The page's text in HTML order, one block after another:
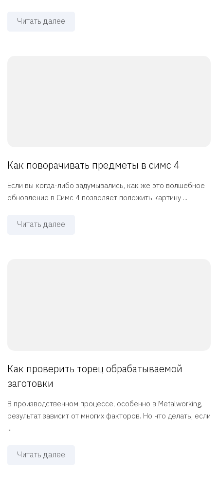
Читать далее
Как поворачивать предметы в симс 4
Если вы когда-либо задумывались, как же это волшебное
обновление в Симс 4 позволяет положить картину ...
Читать далее
Как проверить торец обрабатываемой
заготовки
В производственном процессе, особенно в Metalworking,
результат зависит от многих факторов. Но что делать, если
...
Читать далее